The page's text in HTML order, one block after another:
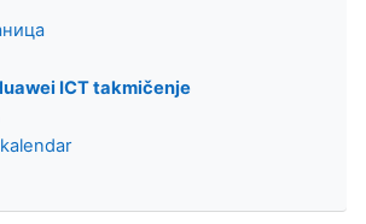
ICT takmičenje